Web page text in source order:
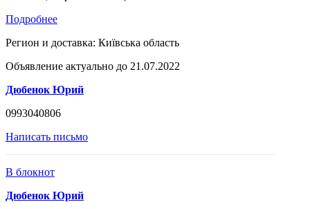
Подробнее
Регион и доставка: Київська область
Объявление актуально до 21.07.2022
Дюбенок Юрий
0993040806
Написать письмо
В блокнот
Дюбенок Юрий